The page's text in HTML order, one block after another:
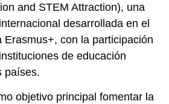
and STEM Attraction), una
desarrollada en el
Erasmus+, con la participación
de educación
países.
objetivo principal fomentar la